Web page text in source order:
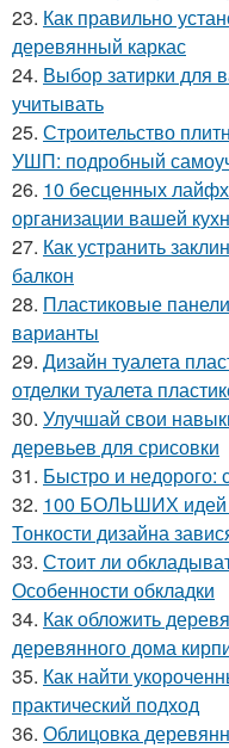
23. Как правильно
деревянный каркас
24. Выбор затирки для
учитывать
25. Строительство
УШП: подробный
26. 10 бесценных
организации вашей
27. Как устранить
балкон
28. Пластиковые
варианты
29. Дизайн туалета
отделки туалета
30. Улучшай свои
деревьев для срисовки
31. Быстро и недорого:
32. 100 БОЛЬШИХ идей
Тонкости дизайна
33. Стоит ли
Особенности обкладки
34. Как обложить
деревянного дома
35. Как найти
практический подход
36. Облицовка